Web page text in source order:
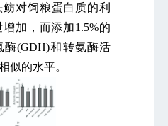
对饲粮蛋白质的利
加，而添加1.5%的
酶(GDH)和转氨酶活
似的水平。